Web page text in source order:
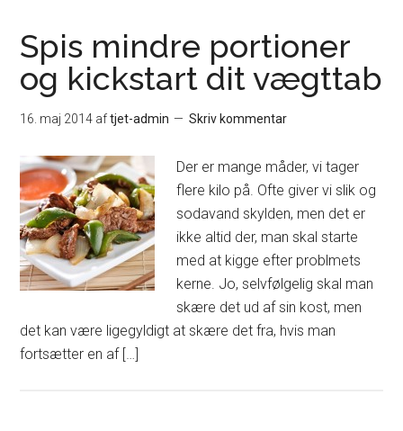
Spis mindre portioner
og kickstart dit vægttab
16. maj 2014 aftjet-admin Skriv kommentar
Der er mange måder, vi tager
flere kilo på. Ofte giver vi slik og
sodavand skylden, men det er
ikke altid der, man skal starte
med at kigge efter problmets
kerne. Jo, selvfølgelig skal man
skære det ud af sin kost, men
det kan være ligegyldigt at skære det fra, hvis man
fortsætter en af […]